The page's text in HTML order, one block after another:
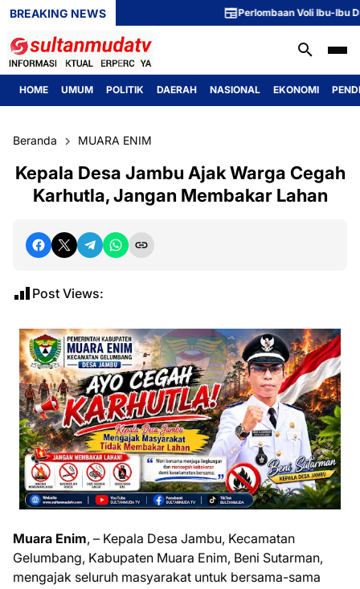
BREAKING NEWS Perlombaan Voli Ibu-Ibu
HOME UMUM POLITIK DAERAH NASIONAL EKONOMI
Beranda MUARA ENIM
Kepala Desa Jambu Ajak Warga Cegah
Karhutla, Jangan Membakar Lahan
Post Views:
Muara Enim, – Kepala Desa Jambu, Kecamatan
Gelumbang, Kabupaten Muara Enim, Beni Sutarman,
mengajak seluruh masyarakat untuk bersama-sama